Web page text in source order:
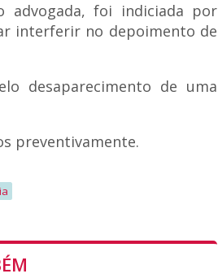
advogada, foi indiciada por
interferir no depoimento de
desaparecimento de uma
preventivamente.